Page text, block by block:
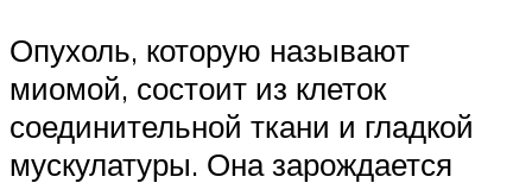
Опухоль, которую называют
миомой, состоит из клеток
соединительной ткани и гладкой
мускулатуры. Она зарождается